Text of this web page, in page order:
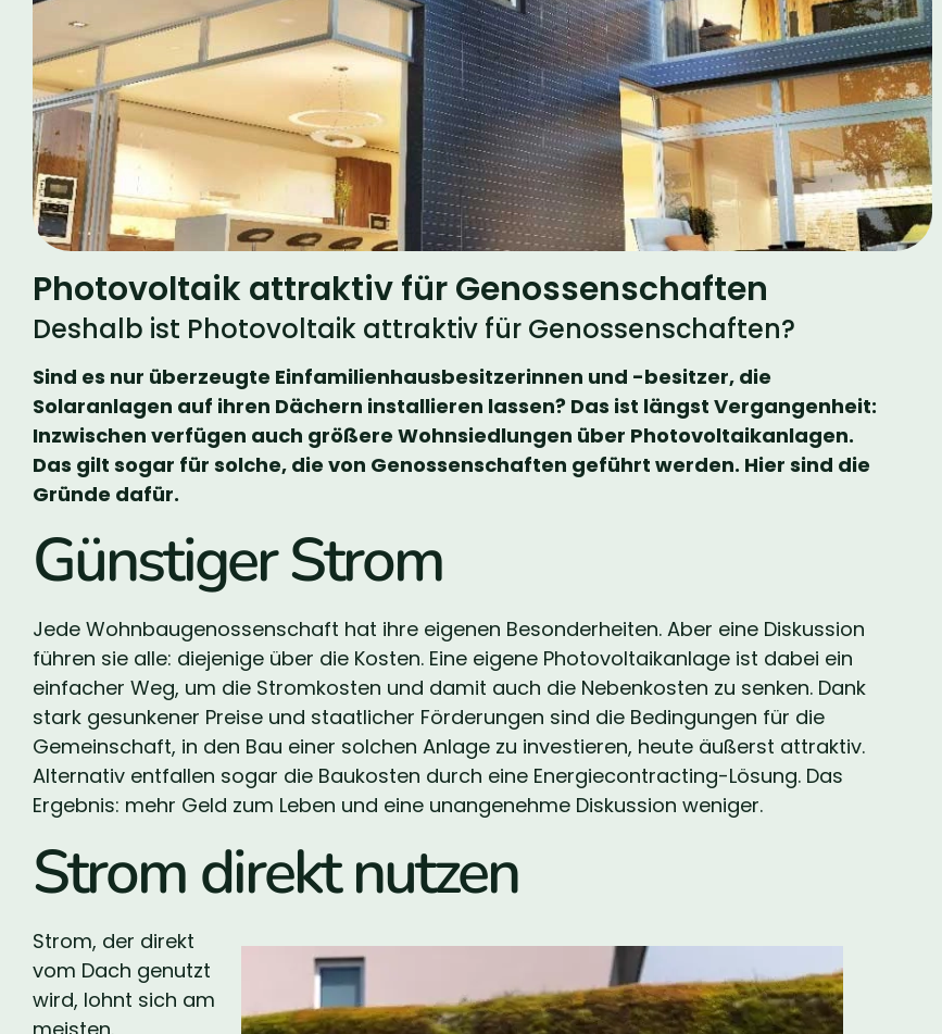
Photovoltaik attraktiv für Genossenschaften
Deshalb ist Photovoltaik attraktiv für Genossenschaften?
Sind es nur überzeugte Einfamilienhausbesitzerinnen und -besitzer, die
Solaranlagen auf ihren Dächern installieren lassen? Das ist längst Vergangenheit:
Inzwischen verfügen auch größere Wohnsiedlungen über Photovoltaikanlagen.
Das gilt sogar für solche, die von Genossenschaften geführt werden. Hier sind die
Gründe dafür.
Günstiger Strom
Jede Wohnbaugenossenschaft hat ihre eigenen Besonderheiten. Aber eine Diskussion
führen sie alle: diejenige über die Kosten. Eine eigene Photovoltaikanlage ist dabei ein
einfacher Weg, um die Stromkosten und damit auch die Nebenkosten zu senken. Dank
stark gesunkener Preise und staatlicher Förderungen sind die Bedingungen für die
Gemeinschaft, in den Bau einer solchen Anlage zu investieren, heute äußerst attraktiv.
Alternativ entfallen sogar die Baukosten durch eine Energiecontracting-Lösung. Das
Ergebnis: mehr Geld zum Leben und eine unangenehme Diskussion weniger.
Strom direkt nutzen
Strom, der direkt
vom Dach genutzt
wird, lohnt sich am